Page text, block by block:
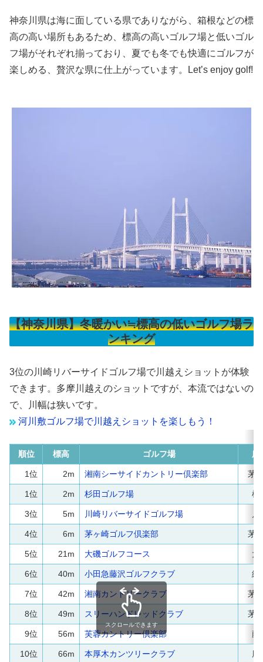
神奈川県は海に面している県でありながら、箱根などの標
高の高い場所もあるため、標高の高いゴルフ場と低いゴル
フ場がそれぞれ揃っており、夏でも冬でも快適にゴルフが
楽しめる、贅沢な県に仕上がっています。Let’s enjoy golf!
【神奈川県】冬暖かい≒標高の低いゴルフ場ラ
ンキング
3位の川崎リバーサイドゴルフ場で川越えショットが体験
できます。多摩川越えのショットですが、本流ではないの
で、川幅は狭いです。
河川敷ゴルフ場で川越えショットを楽しもう！
順位 標高 ゴルフ場 所
1位 2m 湘南シーサイドカントリー倶楽部 茅
1位 2m 杉田ゴルフ場 横
3位 5m 川崎リバーサイドゴルフ場
4位 6m 茅ヶ崎ゴルフ倶楽部 茅
5位 21m 大磯ゴルフコース 大
6位 40m 小田急藤沢ゴルフクラブ 綾
7位 42m 湘南カントリークラブ 茅
8位 49m スリーハンドレッドクラブ 茅
9位 56m 芙蓉カントリー倶楽部 藤
10位 66m 本厚木カンツリークラブ 厚
スクロールできます